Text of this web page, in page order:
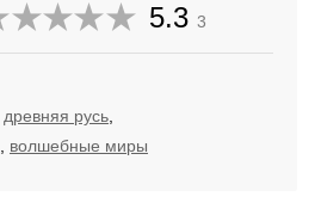
5.3 3
древняя русь
волшебные миры